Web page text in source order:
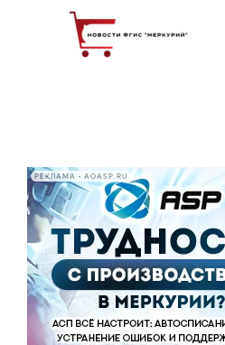
РЕКЛАМА • AOASP.RU